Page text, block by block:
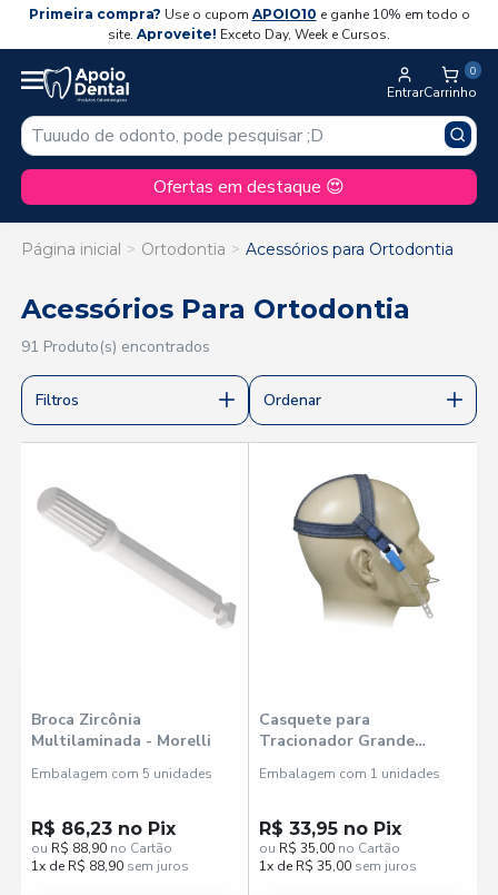
Primeira compra? Use o cupom APOIO10 e ganhe 10% em todo o
site. Aproveite! Exceto Day, Week e Cursos.
Entrar
0
Carrinho
Ofertas em destaque 😍
Página inicial Ortodontia Acessórios para Ortodontia
Acessórios Para Ortodontia
91 Produto(s) encontrados
Filtros Ordenar
Broca Zircônia
Multilaminada - Morelli
Embalagem com 5 unidades
R$ 86,23 no Pix
ou R$ 88,90 no Cartão
1x de R$ 88,90 sem juros
Casquete para
Tracionador Grande
Embalagem com 1 unidades
R$ 33,95 no Pix
ou R$ 35,00 no Cartão
1x de R$ 35,00 sem juros